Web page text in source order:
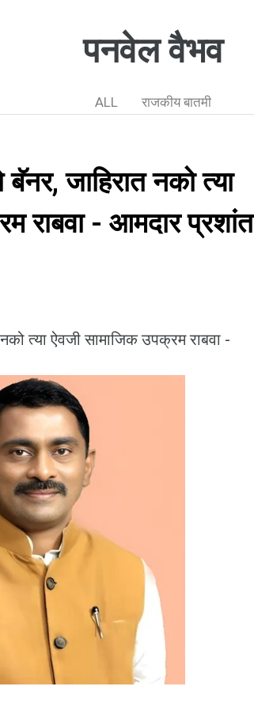
पनवेल वैभव
ALL राजकीय बातमी
जाहिरात नको त्या
राबवा - आमदार प्रशांत
त्या ऐवजी सामाजिक उपक्रम राबवा -